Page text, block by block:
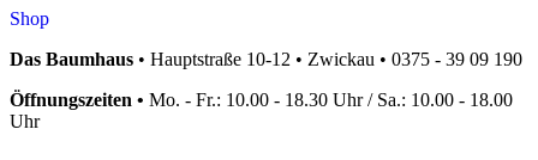
Shop
Das Baumhaus • Hauptstraße 10-12 • Zwickau • 0375 - 39 09 190
Öffnungszeiten • Mo. - Fr.: 10.00 - 18.30 Uhr / Sa.: 10.00 - 18.00
Uhr